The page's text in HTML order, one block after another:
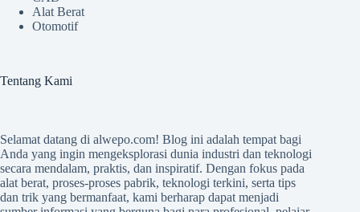
Alat Berat
Otomotif
Tentang Kami
Selamat datang di alwepo.com! Blog ini adalah tempat bagi
Anda yang ingin mengeksplorasi dunia industri dan teknologi
secara mendalam, praktis, dan inspiratif. Dengan fokus pada
alat berat, proses-proses pabrik, teknologi terkini, serta tips
dan trik yang bermanfaat, kami berharap dapat menjadi